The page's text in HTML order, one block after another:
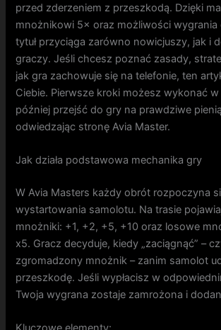
przed zderzeniem z przeszkodą. Dzięki
mnożnikowi 5× oraz możliwości wygrania
tytuł przyciąga zarówno nowicjuszy, jak i
graczy. Jeśli chcesz poznać zasady,
jak gra zachowuje się na telefonie, ten
Ciebie. Pierwsze kroki możesz wykonać
później przejść do gry na prawdziwe
odwiedzając stronę Avia Master.
Jak działa podstawowa mechanika gry
W Avia Masters każdy obrót rozpoczyna
wystartowania samolotu. Na trasie
mnożniki: +1, +2, +5, +10 oraz losowe
x5. Gracz decyduje, kiedy „zaciągnąć” –
zgromadzony mnożnik – zanim samolot
przeszkodę. Jeśli wypłacisz w
Twoja wygrana zostaje zamrożona i